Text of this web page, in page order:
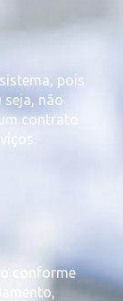
pois
não
contrato
conforme